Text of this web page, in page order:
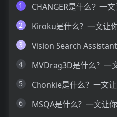
1
2
3
4
5
6